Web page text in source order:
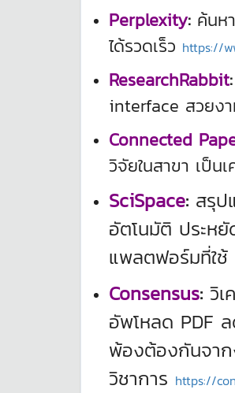
Perplexity: ค้นห
ได้รวดเร็ว https://
ResearchRabbit:
interface สวยง
Connected
วิจัยในสาขา เป็น
SciSpace: สรุป
อัตโนมัติ ประหยั
แพลตฟอร์มที่ใช้
Consensus: วิ
อัพโหลด PDF
พ้องต้องกันจาก
วิชาการ https://